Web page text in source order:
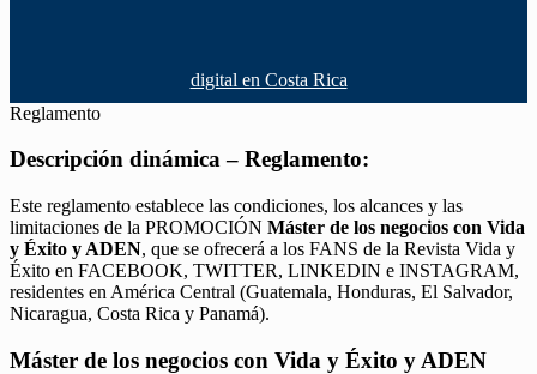
digital en Costa Rica
Reglamento
Descripción dinámica – Reglamento:
Este reglamento establece las condiciones, los alcances y las
limitaciones de la PROMOCIÓN Máster de los negocios con Vida
y Éxito y ADEN, que se ofrecerá a los FANS de la Revista Vida y
Éxito en FACEBOOK, TWITTER, LINKEDIN e INSTAGRAM,
residentes en América Central (Guatemala, Honduras, El Salvador,
Nicaragua, Costa Rica y Panamá).
Máster de los negocios con Vida y Éxito y ADEN